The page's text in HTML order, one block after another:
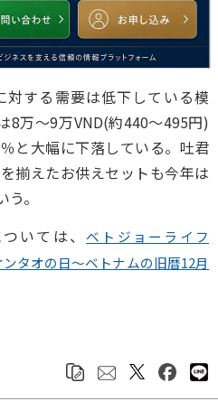
する需要は低下している模
8万～9万VND(約440～495円)
と大幅に下落している。吐君
揃えたお供えセットも今年は
。
いては、
ベトジョーライフ
タオの日～ベトナムの旧暦12月